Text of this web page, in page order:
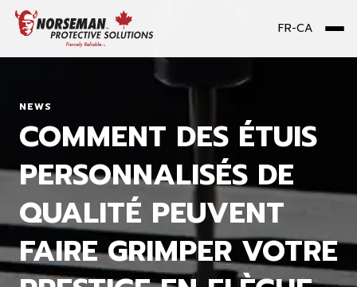
FR-CA
NEWS
COMMENT DES ÉTUIS
PERSONNALISÉS DE
QUALITÉ PEUVENT
FAIRE GRIMPER VOTRE